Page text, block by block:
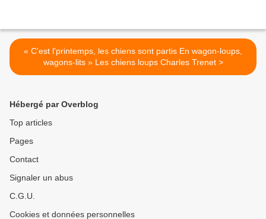
« C'est l'printemps, les chiens sont partis En wagon-loups,
wagons-lits » Les chiens loups Charles Trenet >
Hébergé par Overblog
Top articles
Pages
Contact
Signaler un abus
C.G.U.
Cookies et données personnelles